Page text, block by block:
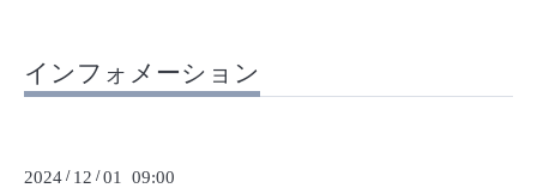
インフォメーション
2024 / 12 /01 09:00